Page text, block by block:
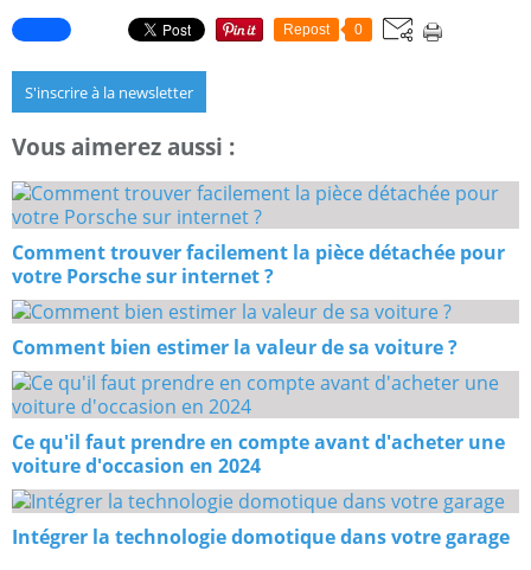
Repost 0
S'inscrire à la newsletter
Vous aimerez aussi :
Comment trouver facilement la pièce détachée pour
votre Porsche sur internet ?
Comment bien estimer la valeur de sa voiture ?
Ce qu'il faut prendre en compte avant d'acheter une
voiture d'occasion en 2024
Intégrer la technologie domotique dans votre garage